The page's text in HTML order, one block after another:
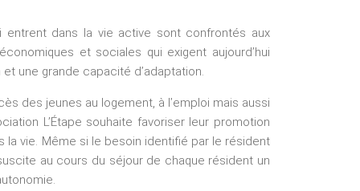
entrent dans la vie active sont confrontés aux
et sociales qui exigent aujourd’hui
une grande capacité d’adaptation.
des jeunes au logement, à l’emploi mais aussi
L’Étape souhaite favoriser leur promotion
la vie. Même si le besoin identifié par le résident
au cours du séjour de chaque résident un